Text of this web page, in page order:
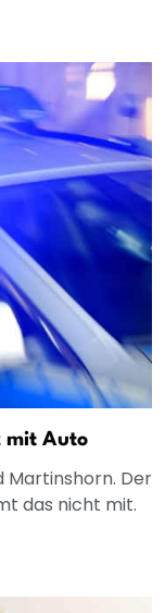
mit Auto
Martinshorn. Der
das nicht mit.